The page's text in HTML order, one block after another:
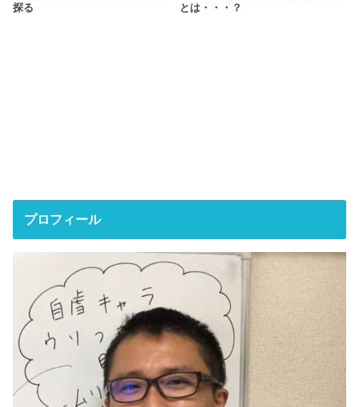
探る
とは・・・？
プロフィール